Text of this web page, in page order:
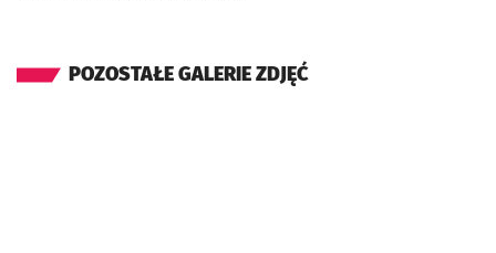
POZOSTAŁE GALERIE ZDJĘĆ